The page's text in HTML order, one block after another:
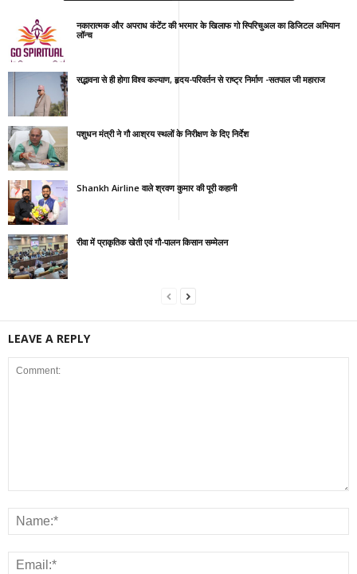
नकारात्मक और अपराध कंटेंट की भरमार के खिलाफ गो स्पिरिचुअल का डिजिटल अभियान
लॉन्च
सद्भावना से ही होगा विश्व कल्याण, हृदय-परिवर्तन से राष्ट्र निर्माण -सतपाल जी महाराज
पशुधन मंत्री ने गौ आश्रय स्थलों के निरीक्षण के दिए निर्देश
Shankh Airline वाले श्रवण कुमार की पूरी कहानी
रीवा में प्राकृतिक खेती एवं गौ-पालन किसान सम्मेलन
LEAVE A REPLY